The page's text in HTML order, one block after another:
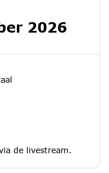
2026
de livestream.